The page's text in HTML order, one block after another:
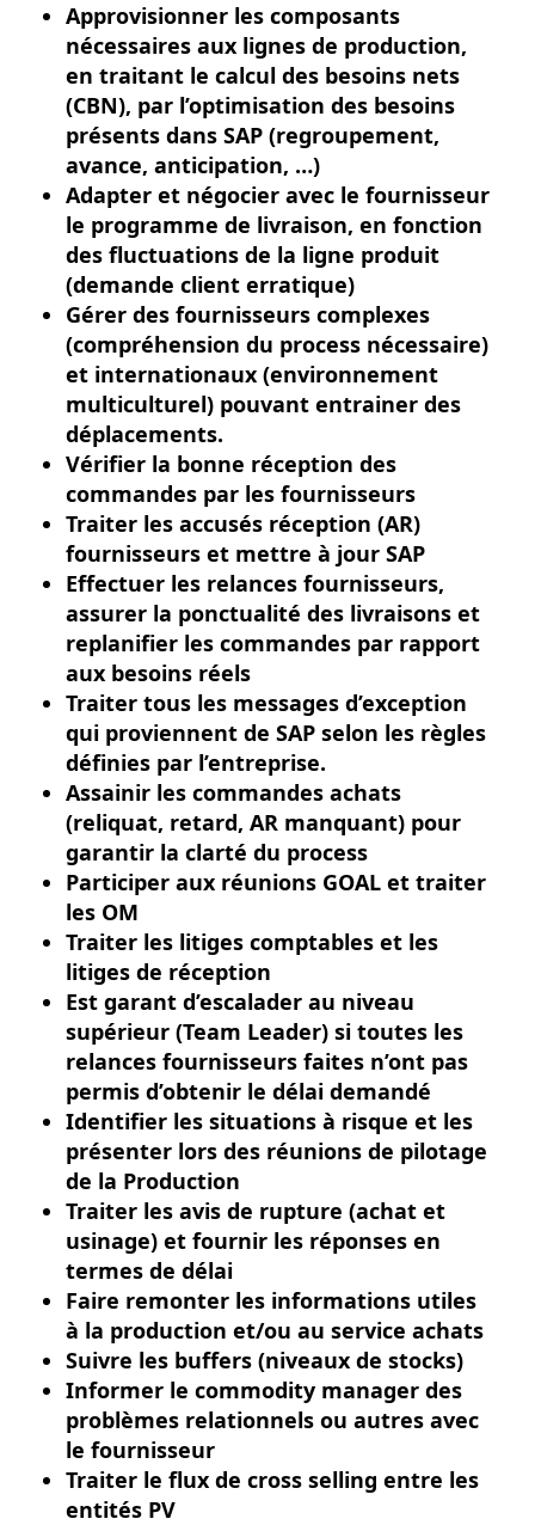
Approvisionner les composants
nécessaires aux lignes de production,
en traitant le calcul des besoins nets
(CBN), par l’optimisation des besoins
présents dans SAP (regroupement,
avance, anticipation, …)
Adapter et négocier avec le fournisseur
le programme de livraison, en fonction
des fluctuations de la ligne produit
(demande client erratique)
Gérer des fournisseurs complexes
(compréhension du process nécessaire)
et internationaux (environnement
multiculturel) pouvant entrainer des
déplacements.
Vérifier la bonne réception des
commandes par les fournisseurs
Traiter les accusés réception (AR)
fournisseurs et mettre à jour SAP
Effectuer les relances fournisseurs,
assurer la ponctualité des livraisons et
replanifier les commandes par rapport
aux besoins réels
Traiter tous les messages d’exception
qui proviennent de SAP selon les règles
définies par l’entreprise.
Assainir les commandes achats
(reliquat, retard, AR manquant) pour
garantir la clarté du process
Participer aux réunions GOAL et traiter
les OM
Traiter les litiges comptables et les
litiges de réception
Est garant d’escalader au niveau
supérieur (Team Leader) si toutes les
relances fournisseurs faites n’ont pas
permis d’obtenir le délai demandé
Identifier les situations à risque et les
présenter lors des réunions de pilotage
de la Production
Traiter les avis de rupture (achat et
usinage) et fournir les réponses en
termes de délai
Faire remonter les informations utiles
à la production et/ou au service achats
Suivre les buffers (niveaux de stocks)
Informer le commodity manager des
problèmes relationnels ou autres avec
le fournisseur
Traiter le flux de cross selling entre les
entités PV